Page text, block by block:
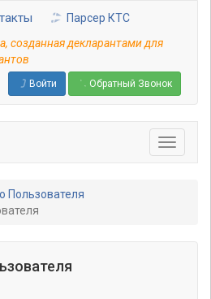
Парсер КТС
созданная декларантами для
Войти Обратный Звонок
Пользователя